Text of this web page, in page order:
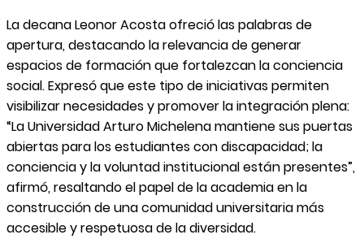
La decana Leonor Acosta ofreció las palabras de
apertura, destacando la relevancia de generar
espacios de formación que fortalezcan la conciencia
social. Expresó que este tipo de iniciativas permiten
visibilizar necesidades y promover la integración plena:
“La Universidad Arturo Michelena mantiene sus puertas
abiertas para los estudiantes con discapacidad; la
conciencia y la voluntad institucional están presentes”,
afirmó, resaltando el papel de la academia en la
construcción de una comunidad universitaria más
accesible y respetuosa de la diversidad.